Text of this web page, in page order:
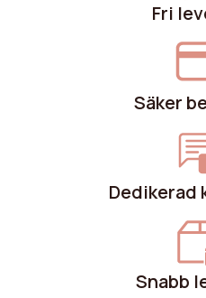
Fri
Säker
Dedikerad
Snabb